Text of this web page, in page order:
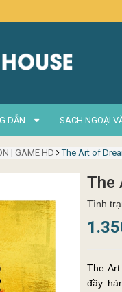
DẪN SÁCH NGOẠI
| GAME HD The Art of
The
Tình
The
đầy